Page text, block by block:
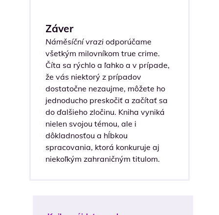
Záver
Náměsíční vrazi odporúčame
všetkým milovníkom true crime.
Číta sa rýchlo a ľahko a v prípade,
že vás niektorý z prípadov
dostatočne nezaujme, môžete ho
jednoducho preskočiť a začítať sa
do ďalšieho zločinu. Kniha vyniká
nielen svojou témou, ale i
dôkladnosťou a hĺbkou
spracovania, ktorá konkuruje aj
niekoľkým zahraničným titulom.